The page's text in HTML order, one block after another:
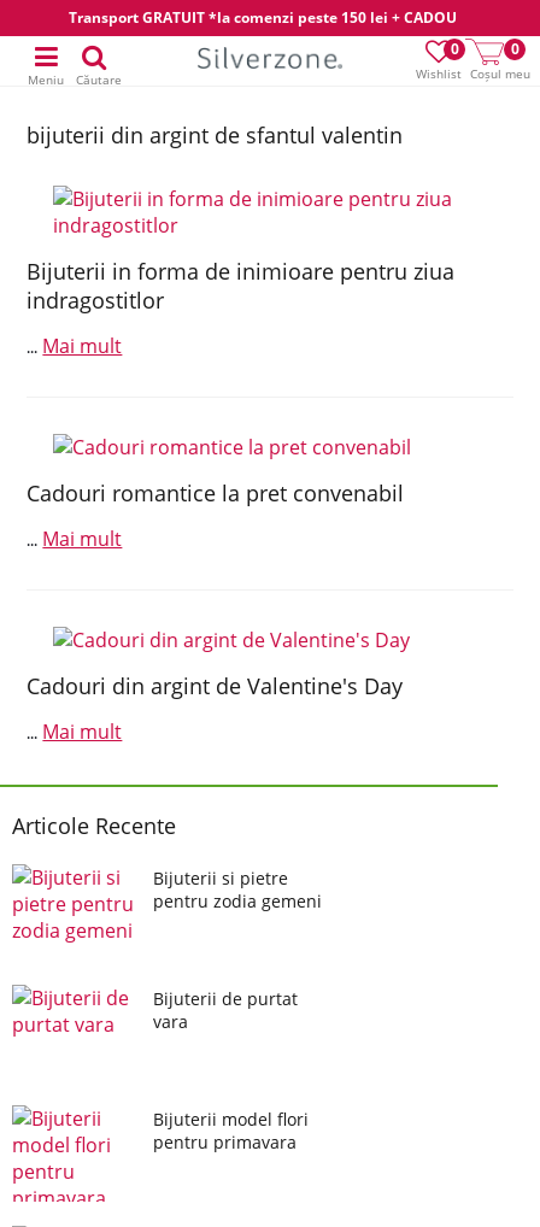
Transport GRATUIT *la comenzi peste 150 lei + CADOU
Wishlist
0
Coșul meu
0
Meniu Căutare
bijuterii din argint de sfantul valentin
Bijuterii in forma de inimioare pentru ziua
indragostitlor
... Mai mult
Cadouri romantice la pret convenabil
... Mai mult
Cadouri din argint de Valentine's Day
... Mai mult
Articole Recente
Bijuterii si pietre
pentru zodia gemeni
Bijuterii de purtat
vara
Bijuterii model flori
pentru primavara